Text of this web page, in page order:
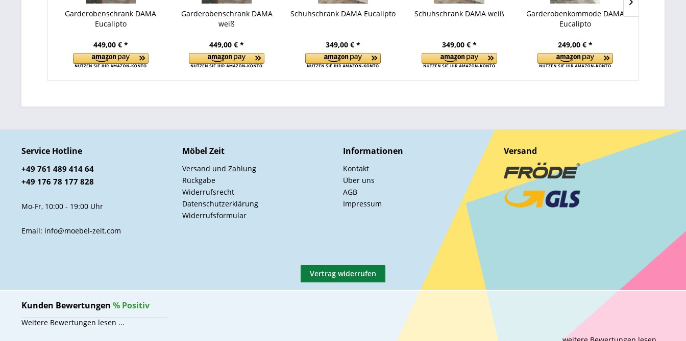
Garderobenschrank DAMA
Eucalipto
449,00 € *
Garderobenschrank DAMA
weiß
449,00 € *
Schuhschrank DAMA Eucalipto
349,00 € *
Schuhschrank DAMA weiß
349,00 € *
Garderobenkommode DAMA
Eucalipto
249,00 € *
Service Hotline
+49 761 489 414 64
+49 176 78 177 828
Mo-Fr, 10:00 - 19:00 Uhr
Email: info@moebel-zeit.com
Möbel Zeit
Versand und Zahlung
Rückgabe
Widerrufsrecht
Datenschutzerklärung
Widerrufsformular
Informationen
Kontakt
Über uns
AGB
Impressum
Versand
Vertrag widerrufen
Kunden Bewertungen % Positiv
Weitere Bewertungen lesen ...